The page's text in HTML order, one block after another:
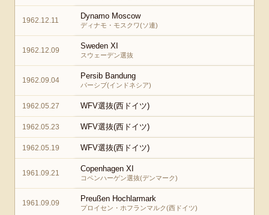
1962.12.11 Dynamo Moscow
ディナモ・モスクワ(ソ連)
1962.12.09 Sweden XI
スウェーデン選抜
1962.09.04 Persib Bandung
パーシブ(インドネシア)
1962.05.27 WFV選抜(西ドイツ)
1962.05.23 WFV選抜(西ドイツ)
1962.05.19 WFV選抜(西ドイツ)
1961.09.21 Copenhagen XI
コペンハーゲン選抜(デンマーク)
1961.09.09 Preußen Hochlarmark
プロイセン・ホフランマルク(西ドイツ)